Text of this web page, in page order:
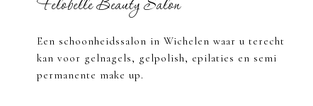
Felobelle Beauty Salon
Een schoonheidssalon in Wichelen waar u terecht
kan voor gelnagels, gelpolish, epilaties en semi
permanente make up.